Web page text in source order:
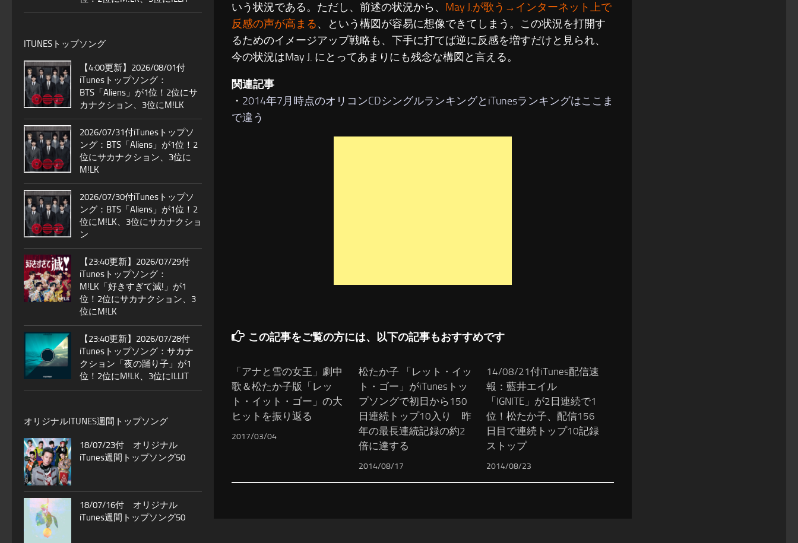
いう状況である。ただし、前述の状況から、 May J.が歌う→インターネット上で
反感の声が高まる、という構図が容易に想像できてしまう。この状況を打開す
るためのイメージアップ戦略も、下手に打てば逆に反感を増すだけと見られ、
今の状況はMay J. にとってあまりにも残念な構図と言える。
関連記事
・ 2014年7月時点のオリコンCDシングルランキングとiTunesランキングはここま
で違う
この記事をご覧の方には、以下の記事もおすすめです
「アナと雪の女王」劇中
歌＆松たか子版「レッ
ト・イット・ゴー」の大
ヒットを振り返る
2017/03/04
松たか子 「レット・イッ
ト・ゴー」がiTunesトッ
プソングで初日から150
日連続トップ10入り 昨
年の最長連続記録の約2
倍に達する
2014/08/17
14/08/21付iTunes配信速
報：藍井エイル
「IGNITE」が2日連続で1
位！松たか子、配信156
日目で連続トップ10記録
ストップ
2014/08/23
ITUNESトップソング
【4:00更新】2026/08/01付
iTunesトップソング：
BTS「Aliens」が1位！2位にサ
カナクション、3位にM!LK
2026/07/31付iTunesトップソ
ング：BTS「Aliens」が1位！2
位にサカナクション、3位に
M!LK
2026/07/30付iTunesトップソ
ング：BTS「Aliens」が1位！2
位にM!LK、3位にサカナクショ
ン
【23:40更新】2026/07/29付
iTunesトップソング：
M!LK「好きすぎて滅!」が1
位！2位にサカナクション、3
位にM!LK
【23:40更新】2026/07/28付
iTunesトップソング：サカナ
クション「夜の踊り子」が1
位！2位にM!LK、3位にILLIT
オリジナルITUNES週間トップソング
18/07/23付 オリジナル
iTunes週間トップソング50
18/07/16付 オリジナル
iTunes週間トップソング50